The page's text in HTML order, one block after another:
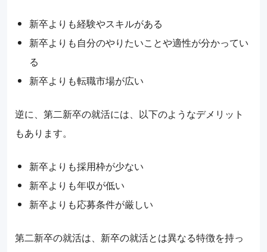
新卒よりも経験やスキルがある
新卒よりも自分のやりたいことや適性が分かってい
る
新卒よりも転職市場が広い
逆に、第二新卒の就活には、以下のようなデメリット
もあります。
新卒よりも採用枠が少ない
新卒よりも年収が低い
新卒よりも応募条件が厳しい
第二新卒の就活は、新卒の就活とは異なる特徴を持っ